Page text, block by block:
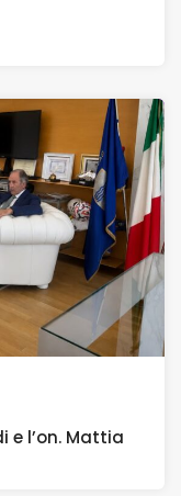
e l’on. Mattia